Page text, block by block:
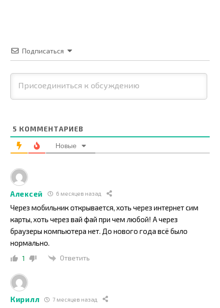
Подписаться
5 КОММЕНТАРИЕВ
Новые
Алексей 6 месяцев назад
Через мобильник открывается, хоть через интернет сим
карты, хоть через вай фай при чем любой! А через
браузеры компьютера нет. До нового года всё было
нормально.
1 Ответить
Кирилл 7 месяцев назад